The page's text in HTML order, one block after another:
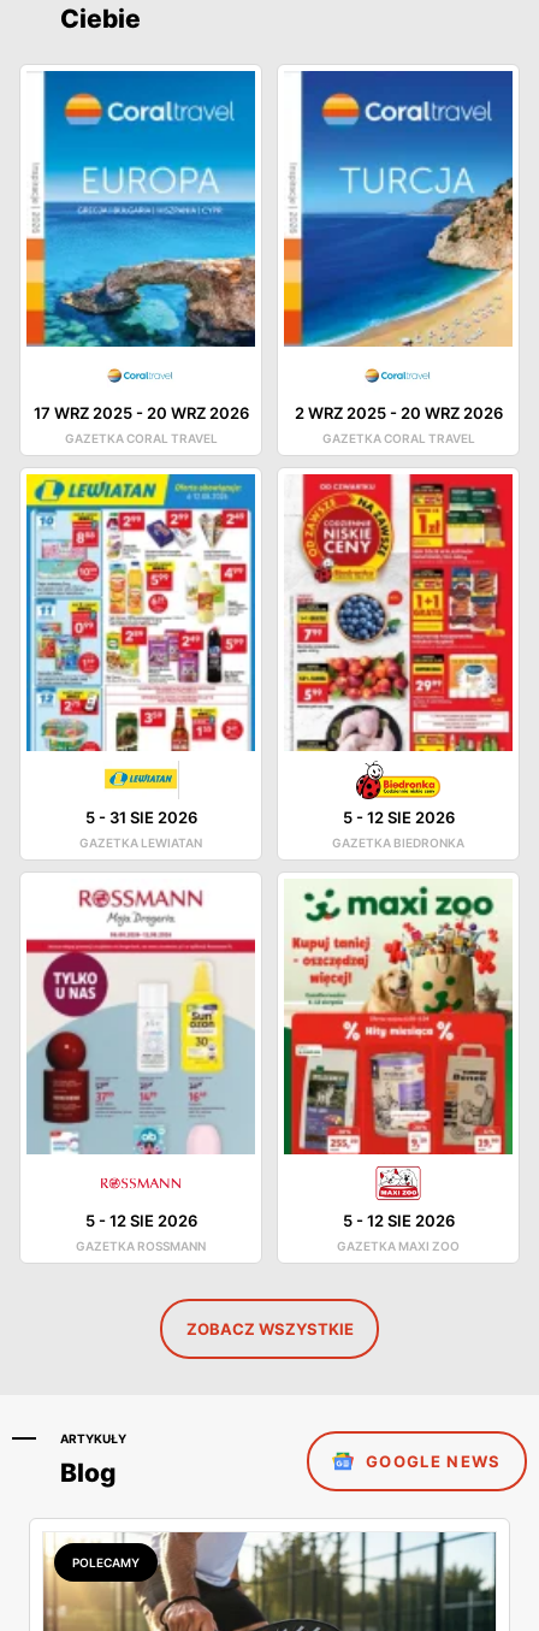
Ciebie
17 WRZ 2025-20 WRZ 2026
GAZETKA CORAL TRAVEL
2 WRZ 2025-20 WRZ 2026
GAZETKA CORAL TRAVEL
5- 31 SIE 2026
GAZETKA LEWIATAN
5-12 SIE 2026
GAZETKA BIEDRONKA
5-12 SIE 2026
GAZETKA ROSSMANN
5-12 SIE 2026
GAZETKA MAXI ZOO
ZOBACZ WSZYSTKIE
ARTYKUŁY
Blog GOOGLE NEWS
POLECAMY